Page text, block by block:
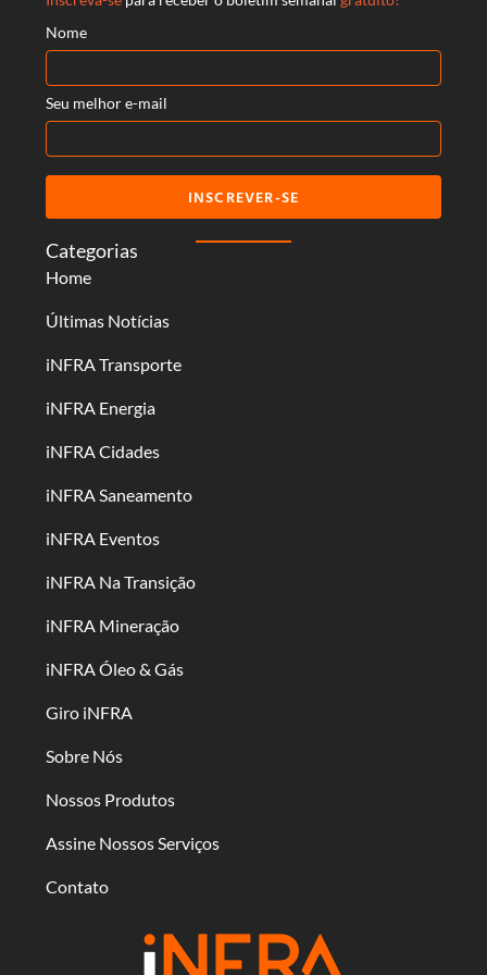
Categorias
Home
Últimas Notícias
iNFRA Transporte
iNFRA Energia
iNFRA Cidades
iNFRA Saneamento
iNFRA Eventos
iNFRA Na Transição
iNFRA Mineração
iNFRA Óleo & Gás
Giro iNFRA
Sobre Nós
Nossos Produtos
Assine Nossos Serviços
Contato
Nome
Seu melhor e-mail
INSCREVER-SE